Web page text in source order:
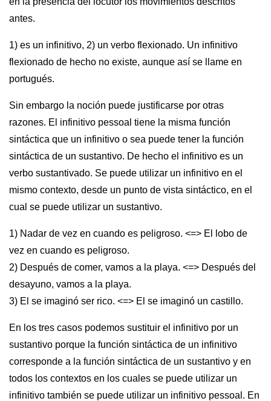
antes.
1) es un infinitivo, 2) un verbo flexionado. Un infinitivo
flexionado de hecho no existe, aunque así se llame en
portugués.
Sin embargo la noción puede justificarse por otras
razones. El infinitivo pessoal tiene la misma función
sintáctica que un infinitivo o sea puede tener la función
sintáctica de un sustantivo. De hecho el infinitivo es un
verbo sustantivado. Se puede utilizar un infinitivo en el
mismo contexto, desde un punto de vista sintáctico, en el
cual se puede utilizar un sustantivo.
1) Nadar de vez en cuando es peligroso. <=> El lobo de
vez en cuando es peligroso.
2) Después de comer, vamos a la playa. <=> Después del
desayuno, vamos a la playa.
3) El se imaginó ser rico. <=> El se imaginó un castillo.
En los tres casos podemos sustituir el infinitivo por un
sustantivo porque la función sintáctica de un infinitivo
corresponde a la función sintáctica de un sustantivo y en
todos los contextos en los cuales se puede utilizar un
infinitivo también se puede utilizar un infinitivo pessoal. En